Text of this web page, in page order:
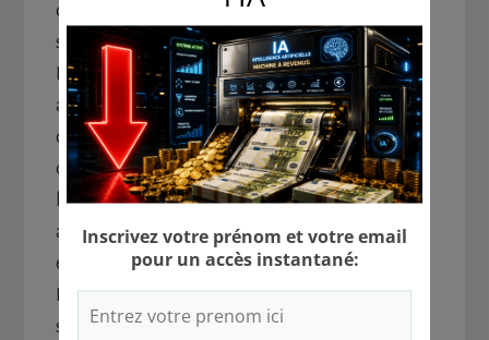
demander ce qu’il attend de vous, et le coup
sera joué.
Pour cela, il y a les sondages, que vous pourrez
au passage, faire gratuitement à partir d’un
outil qu’on appelle Survey Monkey. Il y a les
quizz. Ou encore vous pouvez employer
l’attaque directe et leur demander ce qu’ils
attendent de vous, le problème qui les assaille
et qu’ils voudraient résoudre à coup sûr.
De leur retour, vous pourrez leur proposer une
solution toute faite qui répond à leur besoin.